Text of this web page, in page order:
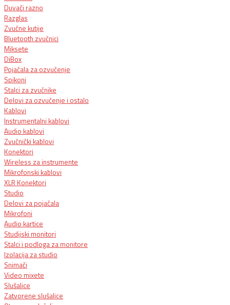
Duvači razno
Razglas
Zvučne kutije
Bluetooth zvučnici
Miksete
DiBox
Pojačala za ozvučenje
Spikoni
Stalci za zvučnike
Delovi za ozvučenje i ostalo
Kablovi
Instrumentalni kablovi
Audio kablovi
Zvučnički kablovi
Konektori
Wireless za instrumente
Mikrofonski kablovi
XLR Konektori
Studio
Delovi za pojačala
Mikrofoni
Audio kartice
Studijski monitori
Stalci i podloga za monitore
Izolacija za studio
Snimači
Video mixete
Slušalice
Zatvorene slušalice